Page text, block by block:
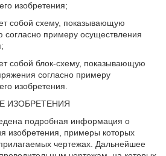
изобретения;
собой схему, показывающую
согласно примеру осуществления
собой блок-схему, показывающую
согласно примеру
изобретения.
ИЗОБРЕТЕНИЯ
подробная информация о
изобретения, примеры которых
чертежах. Дальнейшее